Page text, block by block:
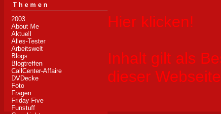
Themen
2003
About Me
Aktuell
Alles-Tester
Arbeitswelt
Blogs
Blogtreffen
CallCenter-Affaire
DVDecke
Foto
Fragen
Friday Five
Funstuff
Hier klicken!
Inhalt gilt als
dieser